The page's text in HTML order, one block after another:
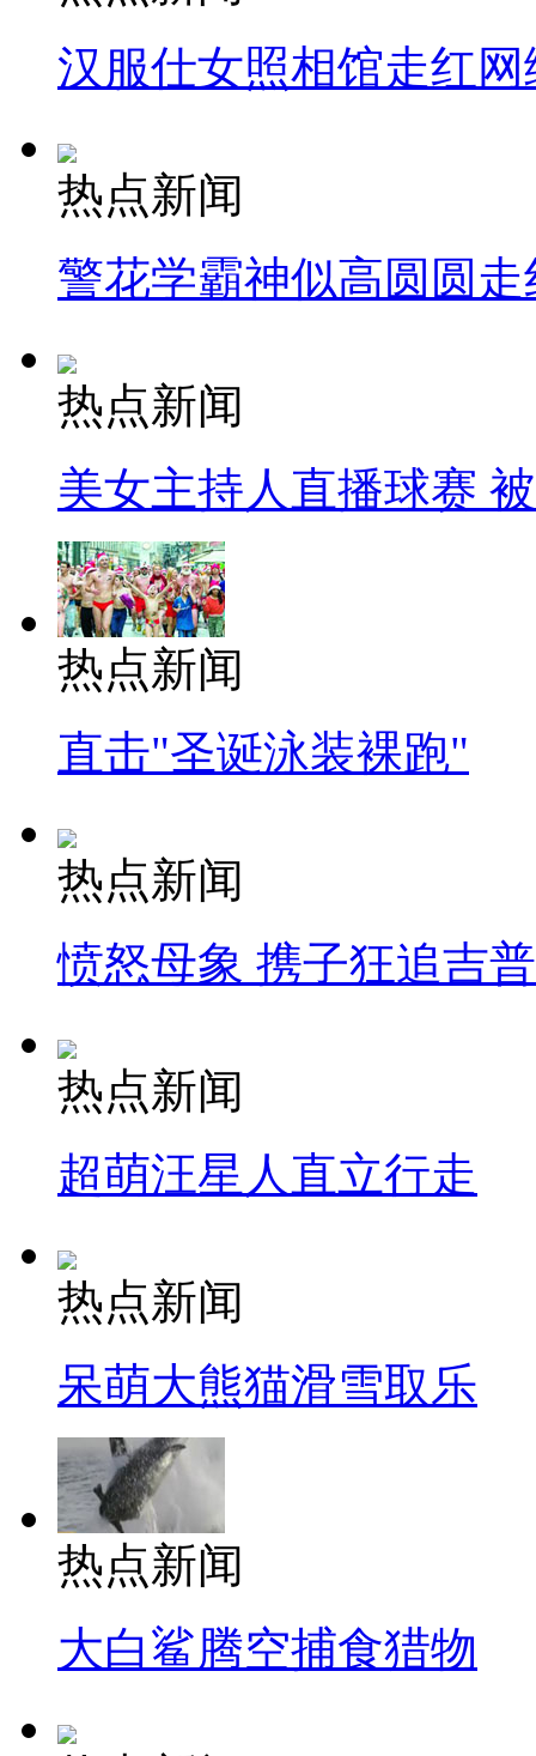
汉服仕女照相馆走红网
热点新闻
警花学霸神似高圆圆走
热点新闻
美女主持人直播球赛
热点新闻
直击"圣诞泳装裸跑"
热点新闻
愤怒母象 携子狂追吉
热点新闻
超萌汪星人直立行走
热点新闻
呆萌大熊猫滑雪取乐
热点新闻
大白鲨腾空捕食猎物